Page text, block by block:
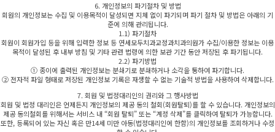
6. 개인정보의 파기절차 및 방법
회원의 개인정보는 수집 및 이용목적이 달성되면 지체 없이 파기되며 파기 절차 및 방법은 아래의 기
준에 의해 관리됩니다.
1.1) 파기절차
회원이 회원가입 등을 위해 입력한 정보 등 연세모두치과교정과치과의원가 수집/이용한 정보는 이용
목적이 달성된 후 내부 방침 및 기타 관련 법령에 의한 보관 기간 동안 저장된 후 파기됩니다.
2.2) 파기방법
① 종이에 출력된 개인정보는 분쇄기로 분쇄하거나 소각을 통하여 파기합니다.
② 전자적 파일 형태로 저장된 개인정보 기록은 재생할 수 없는 기술적 방법을 사용하여 삭제합니다.
7. 회원 및 법정대리인의 권리와 그 행사방법
회원 및 법정 대리인은 언제든지 개인정보의 제공 동의 철회(회원탈퇴)를 할 수 있습니다. 개인정보의
제공 동의철회를 위해서는 서비스 내 “회원 탈퇴” 또는 “계정 삭제”를 클릭하여 탈퇴가 가능합니다.
또한, 등록되어 있는 자신 혹은 만14세 미만 아동(법정대리인에 한함)의 개인정보를 조회하거나 수정